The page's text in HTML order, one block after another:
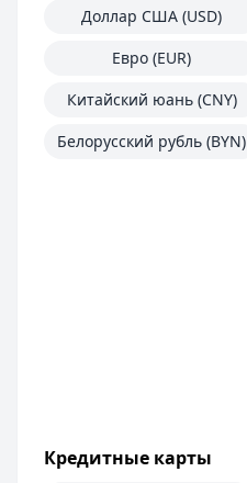
Доллар США (USD)
Евро (EUR)
Китайский юань (CNY)
Белорусский рубль (BYN)
Кредитные карты